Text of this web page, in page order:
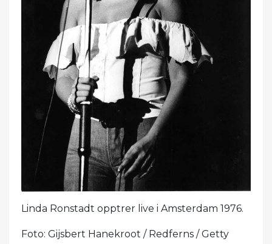
Linda Ronstadt opptrer live i Amsterdam 1976.
Foto: Gijsbert Hanekroot / Redferns / Getty